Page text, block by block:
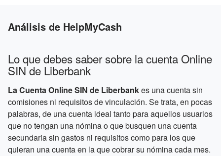
Análisis de HelpMyCash
Lo que debes saber sobre la cuenta Online
SIN de Liberbank
La Cuenta Online SIN de Liberbankes una cuenta sin
comisiones ni requisitos de vinculación. Se trata, en pocas
palabras, de una cuenta ideal tanto para aquellos usuarios
que no tengan una nómina o que busquen una cuenta
secundaria sin gastos ni requisitos como para los que
quieran una cuenta en la que cobrar su nómina cada mes.